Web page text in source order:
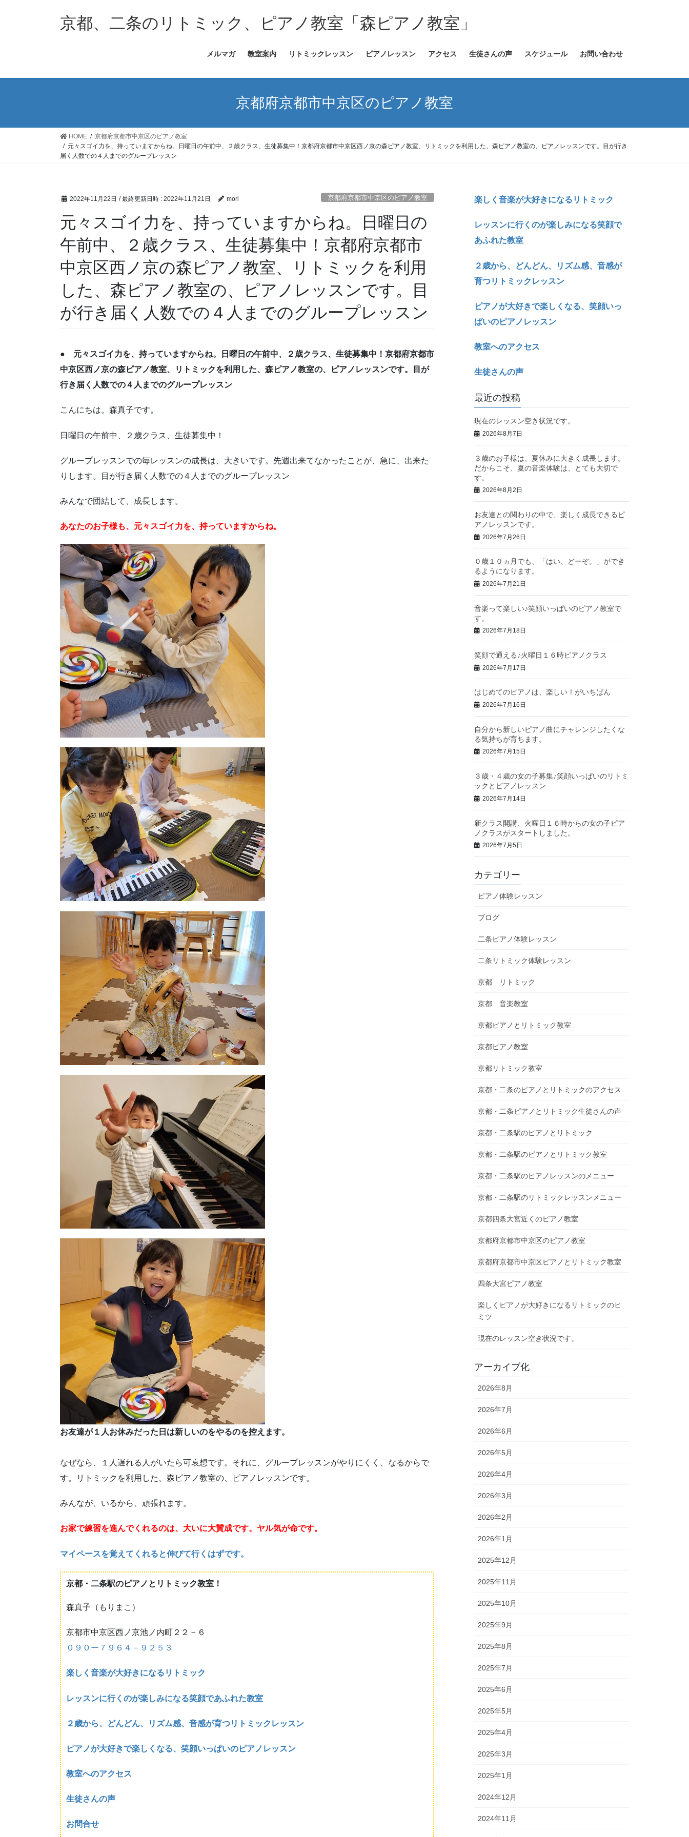
ス
ン
京都、二条のリトミック、ピアノ教室「森ピアノ教室」
メルマガ 教室案内 リトミックレッスン ピアノレッスン アクセス 生徒さんの声 スケジュール お問い合わせ
京都府京都市中京区のピアノ教室
HOME
京都府京都市中京区のピアノ教室
元々スゴイ力を、持っていますからね。日曜日の午前中、２歳クラス、生徒募集中！京都府京都市中京区西ノ京の森ピアノ教室、リトミックを利用した、森ピアノ教室の、ピアノレッスンです。目が行き
届く人数での４人までのグループレッスン
2022年11月22日 / 最終更新日時 : 2022年11月21日 mori 京都府京都市中京区のピアノ教室
元々スゴイ力を、持っていますからね。日曜日の
午前中、２歳クラス、生徒募集中！京都府京都市
中京区西ノ京の森ピアノ教室、リトミックを利用
した、森ピアノ教室の、ピアノレッスンです。目
が行き届く人数での４人までのグループレッスン
● 元々スゴイ力を、持っていますからね。日曜日の午前中、２歳クラス、生徒募集中！京都府京都市
中京区西ノ京の森ピアノ教室、リトミックを利用した、森ピアノ教室の、ピアノレッスンです。目が
行き届く人数での４人までのグループレッスン
こんにちは。森真子です。
日曜日の午前中、２歳クラス、生徒募集中！
グループレッスンでの毎レッスンの成長は、大きいです。先週出来てなかったことが、急に、出来た
りします。目が行き届く人数での４人までのグループレッスン
みんなで団結して、成長します。
あなたのお子様も、元々スゴイ力を、持っていますからね。
お友達が１人お休みだった日は新しいのをやるのを控えます。
なぜなら、１人遅れる人がいたら可哀想です。それに、グループレッスンがやりにくく、なるからで
す。リトミックを利用した、森ピアノ教室の、ピアノレッスンです。
みんなが、いるから、頑張れます。
お家で練習を進んでくれるのは、大いに大賛成です。ヤル気が命です。
マイペースを覚えてくれると伸びて行くはずです。
京都・二条駅のピアノとリトミック教室！
森真子（もりまこ）
京都市中京区西ノ京池ノ内町２２－６
０９０ー７９６４－９２５３
楽しく音楽が大好きになるリトミック
レッスンに行くのが楽しみになる笑顔であふれた教室
２歳から、どんどん、リズム感、音感が育つリトミックレッスン
ピアノが大好きで楽しくなる、笑顔いっぱいのピアノレッスン
教室へのアクセス
生徒さんの声
お問合せ
楽しく音楽が大好きになるリトミック
レッスンに行くのが楽しみになる笑顔で
あふれた教室
２歳から、どんどん、リズム感、音感が
育つリトミックレッスン
ピアノが大好きで楽しくなる、笑顔いっ
ぱいのピアノレッスン
教室へのアクセス
生徒さんの声
最近の投稿
現在のレッスン空き状況です。
2026年8月7日
３歳のお子様は、夏休みに大きく成長します。
だからこそ、夏の音楽体験は、とても大切で
す。
2026年8月2日
お友達との関わりの中で、楽しく成長できるピ
アノレッスンです。
2026年7月26日
０歳１０ヵ月でも、「はい、どーぞ。」ができ
るようになります。
2026年7月21日
音楽って楽しい♪笑顔いっぱいのピアノ教室で
す。
2026年7月18日
笑顔で通える♪火曜日１６時ピアノクラス
2026年7月17日
はじめてのピアノは、楽しい！がいちばん
2026年7月16日
自分から新しいピアノ曲にチャレンジしたくな
る気持ちが育ちます。
2026年7月15日
３歳・４歳の女の子募集♪笑顔いっぱいのリトミ
ックとピアノレッスン
2026年7月14日
新クラス開講、火曜日１６時からの女の子ピア
ノクラスがスタートしました。
2026年7月5日
カテゴリー
ピアノ体験レッスン
ブログ
二条ピアノ体験レッスン
二条リトミック体験レッスン
京都 リトミック
京都 音楽教室
京都ピアノとリトミック教室
京都ピアノ教室
京都リトミック教室
京都・二条のピアノとリトミックのアクセス
京都・二条ピアノとリトミック生徒さんの声
京都・二条駅のピアノとリトミック
京都・二条駅のピアノとリトミック教室
京都・二条駅のピアノレッスンのメニュー
京都・二条駅のリトミックレッスンメニュー
京都四条大宮近くのピアノ教室
京都府京都市中京区のピアノ教室
京都府京都市中京区ピアノとリトミック教室
四条大宮ピアノ教室
楽しくピアノが大好きになるリトミックのヒ
ミツ
現在のレッスン空き状況です。
アーカイブ化
2026年8月
2026年7月
2026年6月
2026年5月
2026年4月
2026年3月
2026年2月
2026年1月
2025年12月
2025年11月
2025年10月
2025年9月
2025年8月
2025年7月
2025年6月
2025年5月
2025年4月
2025年3月
2025年1月
2024年12月
2024年11月